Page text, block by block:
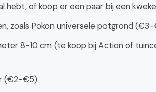
hebt, of koop er een paar bij een
zoals Pokon universele potgrond
8-10 cm (te koop bij Action of
(€2-€5).